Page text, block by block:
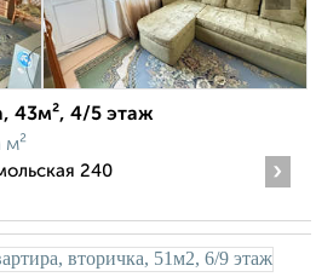
43м², 4/5 этаж
м²
240
›